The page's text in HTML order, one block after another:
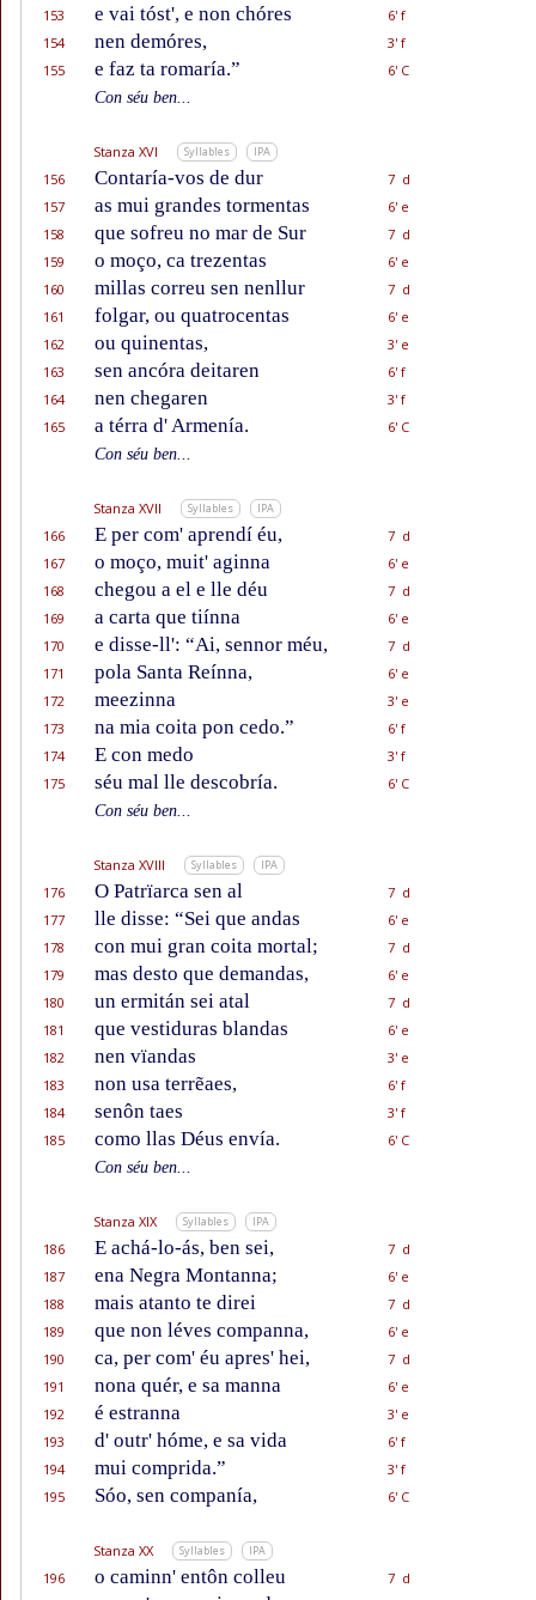
153
e vai tóst', e non chóres
6' f
154
nen demóres,
3' f
155
e faz ta romaría.”
6' C
Con séu ben...
Stanza XVI Syllables IPA
156 Contaría-vos de dur
7 d
157
as mui grandes tormentas
6' e
158
que sofreu no mar de Sur
7 d
159
o moço, ca trezentas
6' e
160
millas correu sen nenllur
7 d
161
folgar, ou quatrocentas
6' e
162
ou quinentas,
3' e
163
sen ancóra deitaren
6' f
164
nen chegaren
3' f
165
a térra d' Armenía.
6' C
Con séu ben...
Stanza XVII Syllables IPA
166 E per com' aprendí éu,
7 d
167
o moço, muit' aginna
6' e
168
chegou a el e lle déu
7 d
169
a carta que tiínna
6' e
170
e disse-ll': “Ai, sennor méu,
7 d
171
pola Santa Reínna,
6' e
172
meezinna
3' e
173
na mia coita pon cedo.”
6' f
174
E con medo
3' f
175
séu mal lle descobría.
6' C
Con séu ben...
Stanza XVIII Syllables IPA
176 O Patrïarca sen al
7 d
177
lle disse: “Sei que andas
6' e
178
con mui gran coita mortal;
7 d
179
mas desto que demandas,
6' e
180
un ermitán sei atal
7 d
181
que vestiduras blandas
6' e
182
nen vïandas
3' e
183
non usa terrẽaes,
6' f
184
senôn taes
3' f
185
como llas Déus envía.
6' C
Con séu ben...
Stanza XIX Syllables IPA
186 E achá-lo-ás, ben sei,
7 d
187
ena Negra Montanna;
6' e
188
mais atanto te direi
7 d
189
que non léves companna,
6' e
190
ca, per com' éu apres' hei,
7 d
191
nona quér, e sa manna
6' e
192
é estranna
3' e
193
d' outr' hóme, e sa vida
6' f
194
mui comprida.”
3' f
195
Sóo, sen companía, 6' C
Stanza XX Syllables IPA
196 o caminn' entôn colleu
7 d